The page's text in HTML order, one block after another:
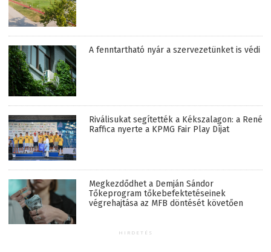
A fenntartható nyár a szervezetünket is védi
Riválisukat segítették a Kékszalagon: a René
Raffica nyerte a KPMG Fair Play Díjat
Megkezdődhet a Demján Sándor
Tőkeprogram tőkebefektetéseinek
végrehajtása az MFB döntését követően
HIRDETÉS